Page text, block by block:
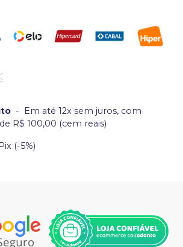
- Em até 12x sem juros, com
R$ 100,00 (cem reais)
(-5%)